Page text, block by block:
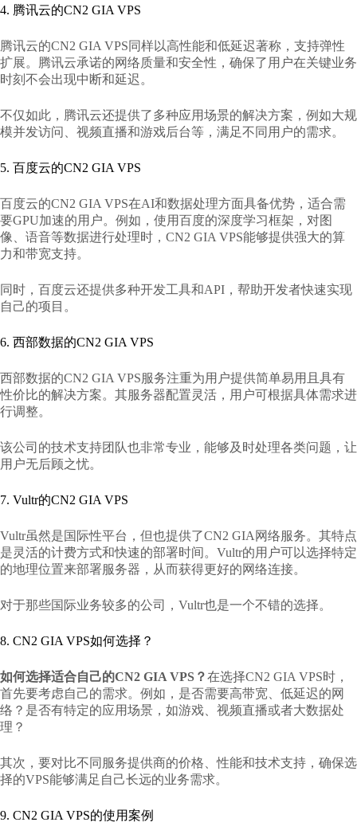
4. 腾讯云的CN2 GIA VPS
腾讯云的CN2 GIA VPS同样以高性能和低延迟著称，支持弹性
扩展。腾讯云承诺的网络质量和安全性，确保了用户在关键业务
时刻不会出现中断和延迟。
不仅如此，腾讯云还提供了多种应用场景的解决方案，例如大规
模并发访问、视频直播和游戏后台等，满足不同用户的需求。
5. 百度云的CN2 GIA VPS
百度云的CN2 GIA VPS在AI和数据处理方面具备优势，适合需
要GPU加速的用户。例如，使用百度的深度学习框架，对图
像、语音等数据进行处理时，CN2 GIA VPS能够提供强大的算
力和带宽支持。
同时，百度云还提供多种开发工具和API，帮助开发者快速实现
自己的项目。
6. 西部数据的CN2 GIA VPS
西部数据的CN2 GIA VPS服务注重为用户提供简单易用且具有
性价比的解决方案。其服务器配置灵活，用户可根据具体需求进
行调整。
该公司的技术支持团队也非常专业，能够及时处理各类问题，让
用户无后顾之忧。
7. Vultr的CN2 GIA VPS
Vultr虽然是国际性平台，但也提供了CN2 GIA网络服务。其特点
是灵活的计费方式和快速的部署时间。Vultr的用户可以选择特定
的地理位置来部署服务器，从而获得更好的网络连接。
对于那些国际业务较多的公司，Vultr也是一个不错的选择。
8. CN2 GIA VPS如何选择？
如何选择适合自己的CN2 GIA VPS？在选择CN2 GIA VPS时，
首先要考虑自己的需求。例如，是否需要高带宽、低延迟的网
络？是否有特定的应用场景，如游戏、视频直播或者大数据处
理？
其次，要对比不同服务提供商的价格、性能和技术支持，确保选
择的VPS能够满足自己长远的业务需求。
9. CN2 GIA VPS的使用案例